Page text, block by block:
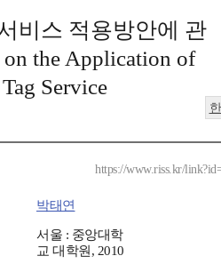
비스 적용방안에 관
the Application of
Service
https://www.riss.kr/
박태연
서울 : 중앙대학
교 대학원, 2010